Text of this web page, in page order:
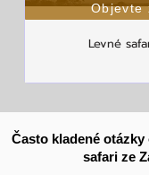
Objevte
Levné
Často kladené
safari ze